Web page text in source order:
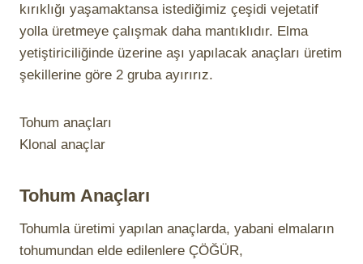
kırıklığı yaşamaktansa istediğimiz çeşidi vejetatif
yolla üretmeye çalışmak daha mantıklıdır. Elma
yetiştiriciliğinde üzerine aşı yapılacak anaçları üretim
şekillerine göre 2 gruba ayırırız.
Tohum anaçları
Klonal anaçlar
Tohum Anaçları
Tohumla üretimi yapılan anaçlarda, yabani elmaların
tohumundan elde edilenlere ÇÖĞÜR,